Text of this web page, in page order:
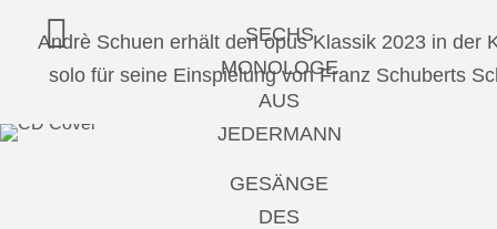
SECHS
MONOLOGE
AUS
JEDERMANN
GESÄNGE
DES
Andrè Schuen erhält den opus Klassik 2023 in der
solo für seine Einspielung von Franz Schuberts